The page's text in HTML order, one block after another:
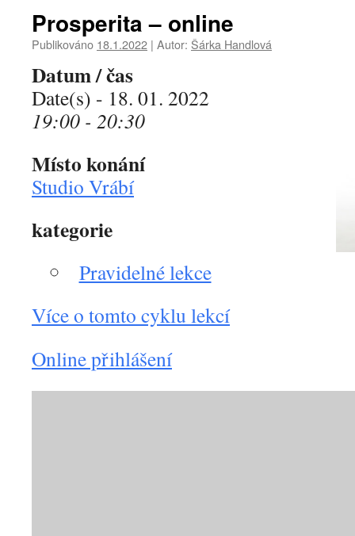
Prosperita – online
Publikováno 18.1.2022 | Autor: Šárka Handlová
Datum / čas
Date(s) - 18. 01. 2022
19:00 - 20:30
Místo konání
Studio Vrábí
kategorie
Pravidelné lekce
Více o tomto cyklu lekcí
Online přihlášení